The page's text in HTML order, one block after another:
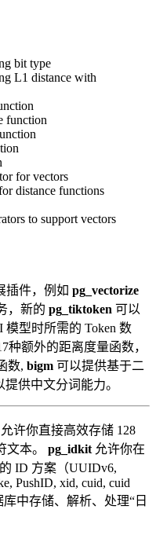
bit type
L1 distance with
function
for vectors
distance functions
to support vectors
插件，例如 pg_vectorize
，新的 pg_tiktoken 可以
模型时所需的 Token 数
种额外的距离度量函数，
数, bigm 可以提供基于二
提供中文分词能力。
允许你直接高效存储 128
文本。 pg_idkit 允许你在
ID 方案（UUIDv6,
PushID, xid, cuid, cuid
中存储、解析、处理“日